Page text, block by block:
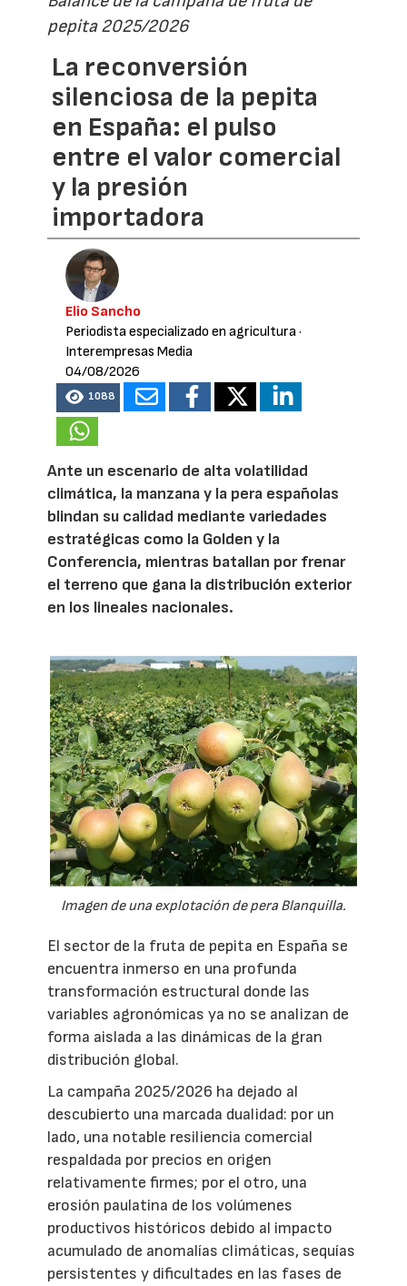
pepita 2025/2026
La reconversión
silenciosa de la pepita
en España: el pulso
entre el valor comercial
y la presión
importadora
Elio Sancho
Periodista especializado en agricultura·
Interempresas Media
04/08/2026
1088
Ante un escenario de alta volatilidad
climática, la manzana y la pera españolas
blindan su calidad mediante variedades
estratégicas como la Golden y la
Conferencia, mientras batallan por frenar
el terreno que gana la distribución exterior
en los lineales nacionales.
Imagen de una explotación de pera Blanquilla.
El sector de la fruta de pepita en España se
encuentra inmerso en una profunda
transformación estructural donde las
variables agronómicas ya no se analizan de
forma aislada a las dinámicas de la gran
distribución global.
La campaña 2025/2026 ha dejado al
descubierto una marcada dualidad: por un
lado, una notable resiliencia comercial
respaldada por precios en origen
relativamente firmes; por el otro, una
erosión paulatina de los volúmenes
productivos históricos debido al impacto
acumulado de anomalías climáticas, sequías
persistentes y dificultades en las fases de